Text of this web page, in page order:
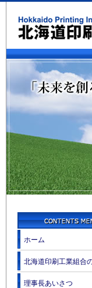
ホーム
北海道印刷工業組合
理事長あいさつ